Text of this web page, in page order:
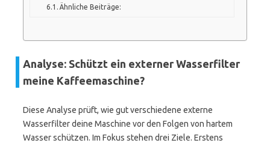
Ähnliche Beiträge:
Analyse: Schützt ein externer Wasserfilter
meine Kaffeemaschine?
Diese Analyse prüft, wie gut verschiedene externe
Wasserfilter deine Maschine vor den Folgen von hartem
Wasser schützen. Im Fokus stehen drei Ziele. Erstens